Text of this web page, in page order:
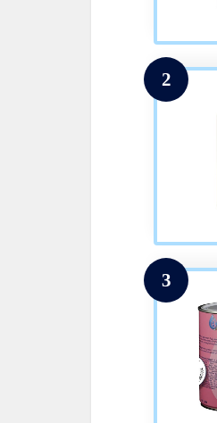
2
3